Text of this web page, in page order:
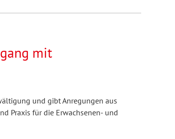
mit
und gibt Anregungen aus
Praxis für die Erwachsenen- und